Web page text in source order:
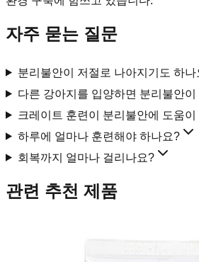
자주 묻는 질문
분리불안이 저절로 나아지기도 하나
다른 강아지를 입양하면 분리불안
크레이트 훈련이 분리불안에 도움
하루에 얼마나 훈련해야 하나요?
회복까지 얼마나 걸리나요?
관련 추천 제품